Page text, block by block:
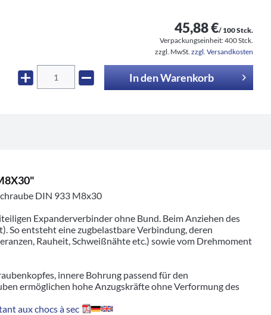
45,88 €/ 100 Stck.
Verpackungseinheit:400 Stck.
zzgl. MwSt. zzgl. Versandkosten
In denWarenkorb
DIN 933 M8x30
Expanderverbinder ohne Bund. Beim Anziehen des
So entsteht eine zugbelastbare Verbindung, deren
Rauheit, Schweißnähte etc.) sowie vom Drehmoment
innere Bohrung passend für den
ermöglichen hohe Anzugskräfte ohne Verformung des
aux chocs à sec